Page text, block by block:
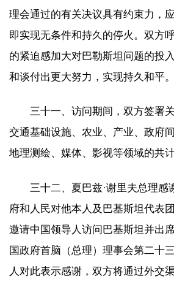
理会通过的有关决议具有约束力，
即实现无条件和持久的停火。双方
的紧迫感加大对巴勒斯坦问题的投
和谈付出更大努力，实现持久和平。
三十一、访问期间，双方签署
交通基础设施、农业、产业、政府
地理测绘、媒体、影视等领域的共
三十二、夏巴兹·谢里夫总理感
府和人民对他本人及巴基斯坦代表
邀请中国领导人访问巴基斯坦并出
国政府首脑（总理）理事会第二十
人对此表示感谢，双方将通过外交